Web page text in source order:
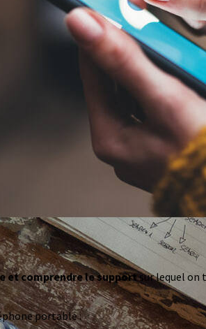
et comprendre le supportsur lequel on
portable :